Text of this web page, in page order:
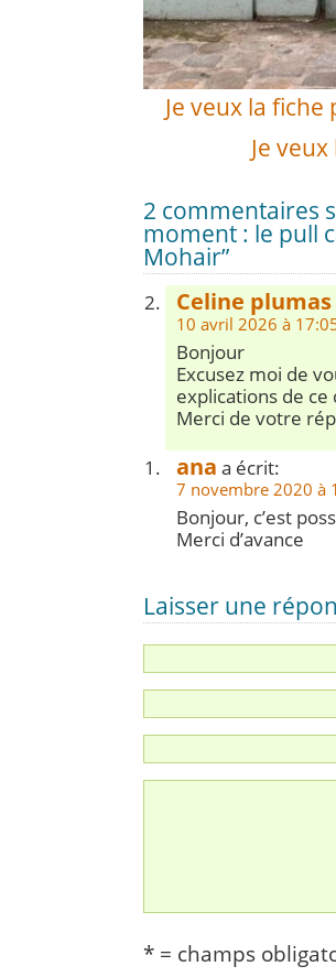
Je veux la
Je
2 commentaires
moment : le pull
Mohair”
Celine plumas
10 avril 2026 à
Bonjour
Excusez moi de
explications de ce
Merci de votre
ana a écrit:
7 novembre 2020 à
Bonjour, c’est
Merci d’avance
Laisser une
* = champs